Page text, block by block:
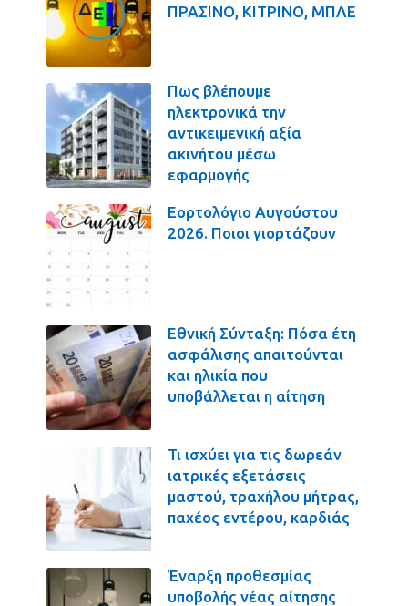
ΠΡΑΣΙΝΟ, ΚΙΤΡΙΝΟ, ΜΠΛΕ
Πως βλέπουμε
ηλεκτρονικά την
αντικειμενική αξία
ακινήτου μέσω
εφαρμογής
Εορτολόγιο Αυγούστου
2026. Ποιοι γιορτάζουν
Εθνική Σύνταξη: Πόσα έτη
ασφάλισης απαιτούνται
και ηλικία που
υποβάλλεται η αίτηση
Τι ισχύει για τις δωρεάν
ιατρικές εξετάσεις
μαστού, τραχήλου μήτρας,
παχέος εντέρου, καρδιάς
Έναρξη προθεσμίας
υποβολής νέας αίτησης